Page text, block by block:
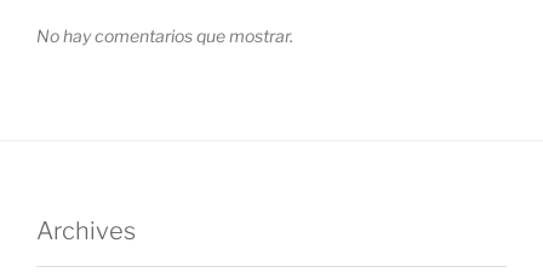
No hay comentarios que mostrar.
Archives